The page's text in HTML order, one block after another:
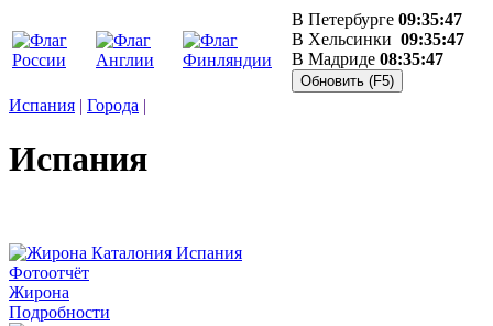
В Петербурге 09:35:47
В Хельсинки 09:35:47
В Мадриде 08:35:47
Испания | Города |
Испания
Фотоотчёт
Жирона
Подробности